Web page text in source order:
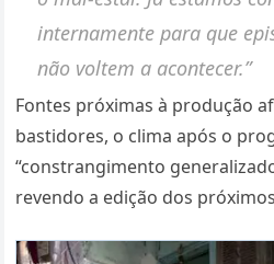
internamente para que
não voltem a acontecer.”
Fontes próximas à produção
bastidores, o clima após o
“constrangimento
revendo a edição dos